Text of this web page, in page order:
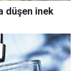
düşen inek